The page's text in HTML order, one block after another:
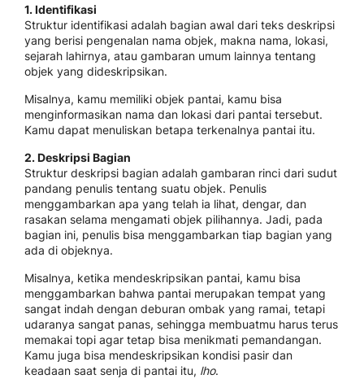
1. Identifikasi
Struktur identifikasi adalah bagian awal dari teks deskripsi
yang berisi pengenalan nama objek, makna nama, lokasi,
sejarah lahirnya, atau gambaran umum lainnya tentang
objek yang dideskripsikan.
Misalnya, kamu memiliki objek pantai, kamu bisa
menginformasikan nama dan lokasi dari pantai tersebut.
Kamu dapat menuliskan betapa terkenalnya pantai itu.
2. Deskripsi Bagian
Struktur deskripsi bagian adalah gambaran rinci dari sudut
pandang penulis tentang suatu objek. Penulis
menggambarkan apa yang telah ia lihat, dengar, dan
rasakan selama mengamati objek pilihannya. Jadi, pada
bagian ini, penulis bisa menggambarkan tiap bagian yang
ada di objeknya.
Misalnya, ketika mendeskripsikan pantai, kamu bisa
menggambarkan bahwa pantai merupakan tempat yang
sangat indah dengan deburan ombak yang ramai, tetapi
udaranya sangat panas, sehingga membuatmu harus terus
memakai topi agar tetap bisa menikmati pemandangan.
Kamu juga bisa mendeskripsikan kondisi pasir dan
keadaan saat senja di pantai itu, lho.